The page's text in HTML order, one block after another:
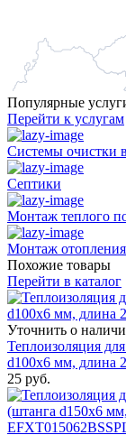
Популярные
Перейти к услугам
Системы очистки
Септики
Монтаж теплого
Монтаж отопления
Похожие товары
Перейти в каталог
Уточнить о
Теплоизоляция
d100x6 мм, длина
25 руб.